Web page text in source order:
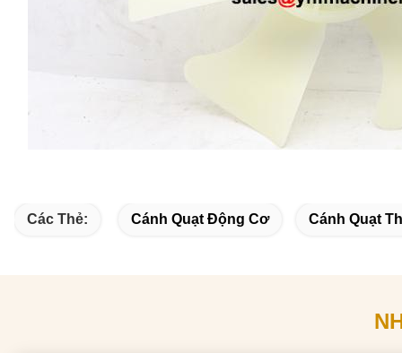
Các Thẻ: Cánh Quạt Động Cơ Cánh Quạt